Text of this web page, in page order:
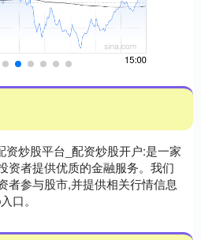
资炒股平台_配资炒股开户:是一家
资者提供优质的金融服务。我们
者参与股市,并提供相关行情信息
口。